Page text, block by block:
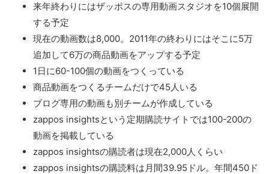
来年終わりにはザッポスの専用動画スタジオを10個展開
する予定
現在の動画数は8,000。2011年の終わりにはそこに5万
追加して6万の商品動画をアップする予定
1日に60-100個の動画をつくっている
商品動画をつくるチームだけで45人いる
ブログ専用の動画も別チームが作成している
zappos insightsという定期購読サイトでは100-200の
動画を掲載している
zappos insightsの購読者は現在2,000人くらい
zappos insightsの購読料は月間39.95ドル。年間450ド